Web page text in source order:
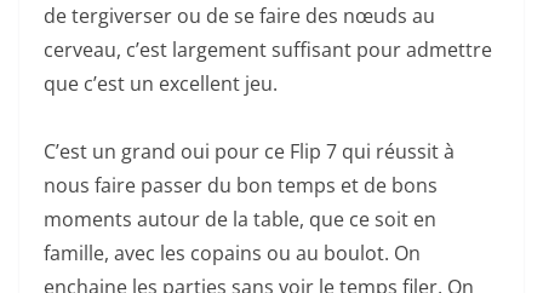
de tergiverser ou de se faire des nœuds au
cerveau, c’est largement suffisant pour admettre
que c’est un excellent jeu.
C’est un grand oui pour ce Flip 7 qui réussit à
nous faire passer du bon temps et de bons
moments autour de la table, que ce soit en
famille, avec les copains ou au boulot. On
enchaine les parties sans voir le temps filer. On